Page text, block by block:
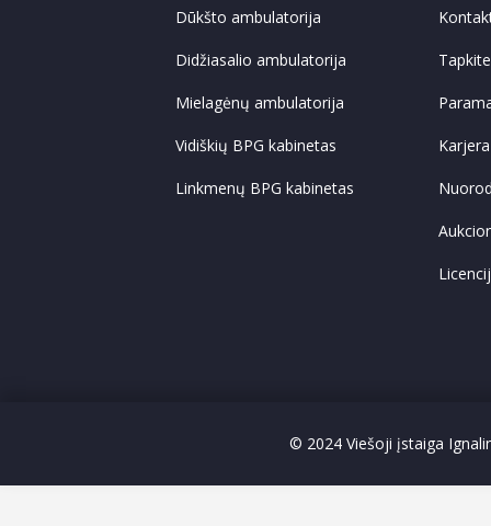
Dūkšto ambulatorija
Didžiasalio ambulatorija
Mielagėnų ambulatorija
Vidiškių BPG kabinetas
Linkmenų BPG kabinetas
Karjera
© 2024 Viešoji įstaiga